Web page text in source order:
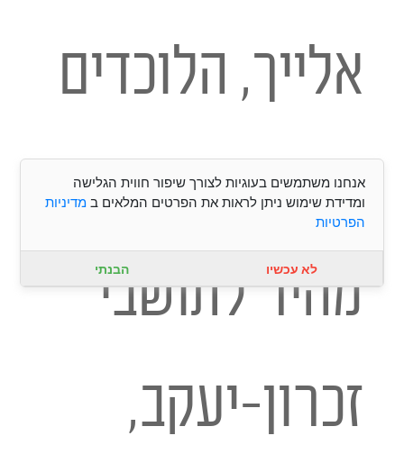
אלייך, הלוכדים
מספקים שירות
מהיר לתושבי
זכרון-יעקב,
אנחנו משתמשים בעוגיות לצורך שיפור חווית הגלישה
ומדידת שימוש ניתן לראות את הפרטים המלאים במדיניות
הפרטיות
לא עכשיו הבנתי